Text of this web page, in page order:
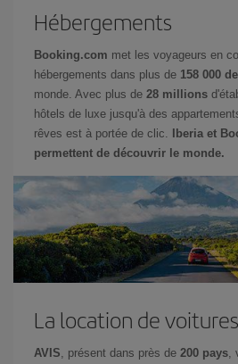
Hébergements
Booking.com met les voyageurs en
hébergements dans plus de 158 000
monde. Avec plus de 28 millions
hôtels de luxe jusqu'à des
rêves est à portée de clic.
Iberia et
permettent de découvrir le monde.
La location de voitures
AVIS, présent dans près de 200 pays,